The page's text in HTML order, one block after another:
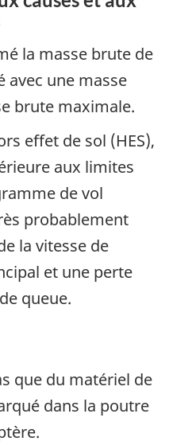
la masse brute de
avec une masse
brute maximale.
effet de sol (HES),
aux limites
de vol
probablement
la vitesse de
et une perte
queue.
que du matériel de
dans la poutre